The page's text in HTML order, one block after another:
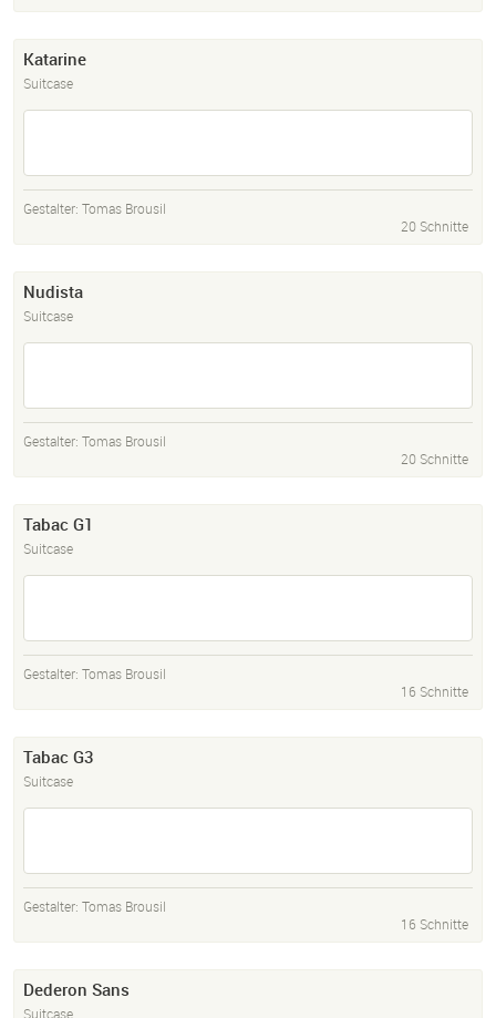
Katarine
Suitcase
Gestalter: Tomas Brousil
20 Schnitte
Nudista
Suitcase
Gestalter: Tomas Brousil
20 Schnitte
Tabac G1
Suitcase
Gestalter: Tomas Brousil
16 Schnitte
Tabac G3
Suitcase
Gestalter: Tomas Brousil
16 Schnitte
Dederon Sans
Suitcase